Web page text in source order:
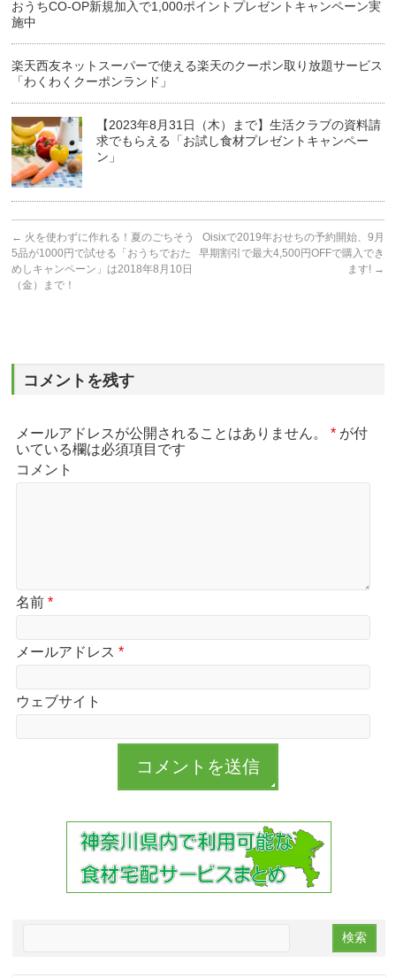
おうちCO-OP新規加入で1,000ポイントプレゼントキャンペーン実
施中
楽天西友ネットスーパーで使える楽天のクーポン取り放題サービス
「わくわくクーポンランド」
【2023年8月31日（木）まで】生活クラブの資料請
求でもらえる「お試し食材プレゼントキャンペー
ン」
← 火を使わずに作れる！夏のごちそう
5品が1000円で試せる「おうちでおた
めしキャンペーン」は2018年8月10日
（金）まで！
Oisixで2019年おせちの予約開始、9月
早期割引で最大4,500円OFFで購入でき
ます! →
コメントを残す
メールアドレスが公開されることはありません。 * が付
いている欄は必須項目です
コメント
名前*
メールアドレス*
ウェブサイト